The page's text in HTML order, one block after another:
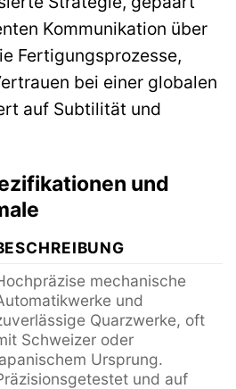
Kommunikation über
Fertigungsprozesse,
bei einer globalen
auf Subtilität und
und
mechanische
und
Quarzwerke, oft
Schweizer oder
Ursprung.
und auf